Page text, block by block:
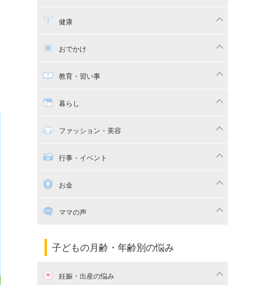
寝かしつけ
トイトレ
離乳食健康
乳幼児健診・予防接種
おでかけ
子供とおでかけ
抱っこ紐
教育・習い事
教育・習い事
幼稚園
絵本
暮らし
ママの日常
家族関係・夫婦関係
掃除
ファッション・美容
子供の服・ファッション
行事・イベント
漫画
出産祝い・内祝い
お金
住宅購入ママの声
子育てコラム
子どもの月齢・年齢別の悩み
妊娠・出産の悩み